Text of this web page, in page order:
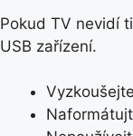
Pokud TV nevidí
USB zařízení.